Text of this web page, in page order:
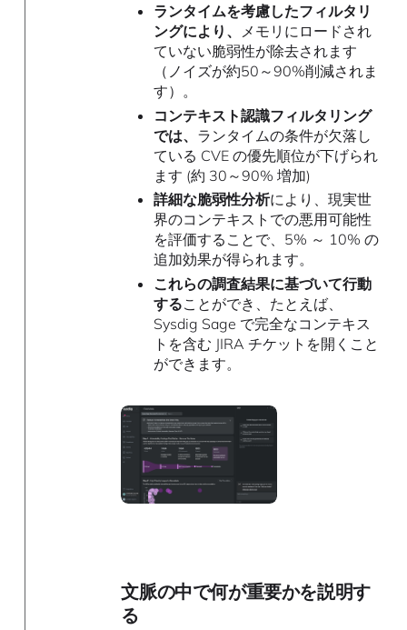
ランタイムを考慮したフィルタリ
ングにより、
メモリにロードされ
ていない脆弱性が除去されます
（ノイズが約50～90%削減されま
す）。
コンテキスト認識フィルタリング
では、 ランタイムの条件が欠落し
ている CVE の優先順位が下げられ
ます (約 30～90% 増加)
詳細な脆弱性分析により、現実世
界のコンテキストでの悪用可能性
を評価することで、5% ～ 10% の
追加効果が得られます。
これらの調査結果に基づいて行動
することができ、たとえば、
Sysdig Sage で完全なコンテキス
トを含む JIRA チケットを開くこと
ができます。
文脈の中で何が重要かを説明す
る